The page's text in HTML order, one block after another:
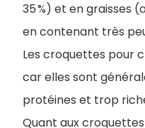
35 %) et en graisses
en contenant très
Les croquettes pour
car elles sont
protéines et trop
Quant aux